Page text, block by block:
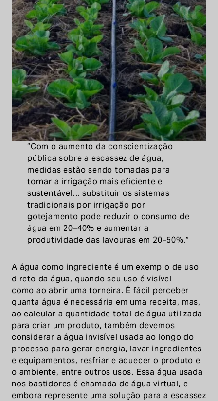
“Com o aumento da conscientização
pública sobre a escassez de água,
medidas estão sendo tomadas para
tornar a irrigação mais eficiente e
sustentável... substituir os sistemas
tradicionais por irrigação por
gotejamento pode reduzir o consumo de
água em 20–40% e aumentar a
produtividade das lavouras em 20–50%.”
A água como ingrediente é um exemplo de uso
direto da água, quando seu uso é visível —
como ao abrir uma torneira. É fácil perceber
quanta água é necessária em uma receita, mas,
ao calcular a quantidade total de água utilizada
para criar um produto, também devemos
considerar a água invisível usada ao longo do
processo para gerar energia, lavar ingredientes
e equipamentos, resfriar e aquecer o produto e
o ambiente, entre outros usos. Essa água usada
nos bastidores é chamada de água virtual, e
embora represente uma solução para a escassez